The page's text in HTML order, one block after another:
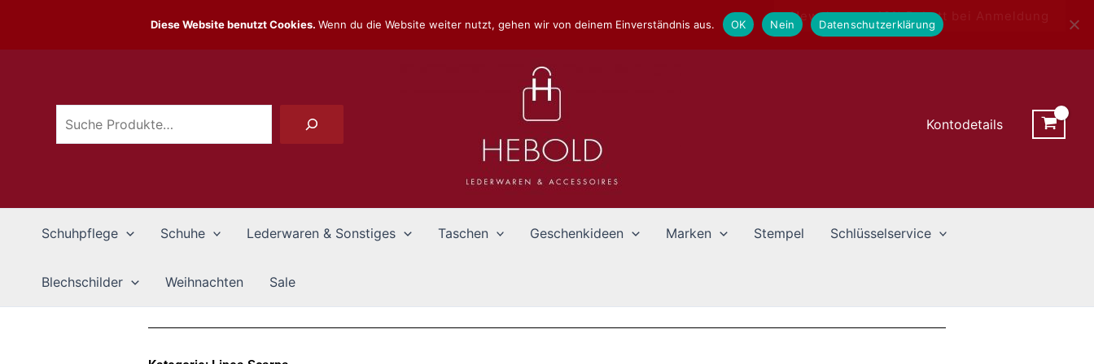
springen
Newsletter - 10% Rabatt bei Anmeldung
Suchen
Kontodetails
Schuhpflege Schuhe Lederwaren & Sonstiges Taschen Geschenkideen Marken Stempel Schlüsselservice
Blechschilder Weihnachten Sale
Diese Website benutzt Cookies. Wenn du die Website weiter nutzt, gehen wir von deinem Einverständnis aus. OK Nein Datenschutzerklärung